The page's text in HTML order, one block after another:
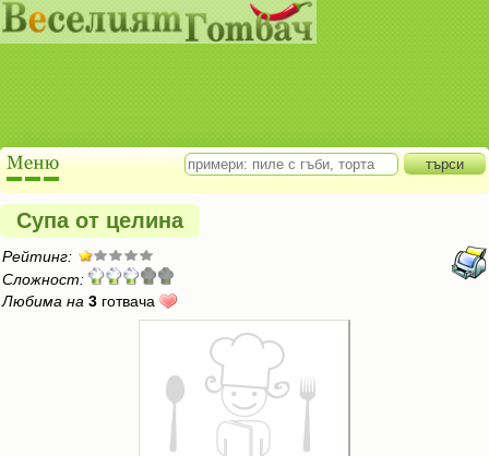
Супа от целина
Рейтинг:
Сложност:
Любима на 3 готвача